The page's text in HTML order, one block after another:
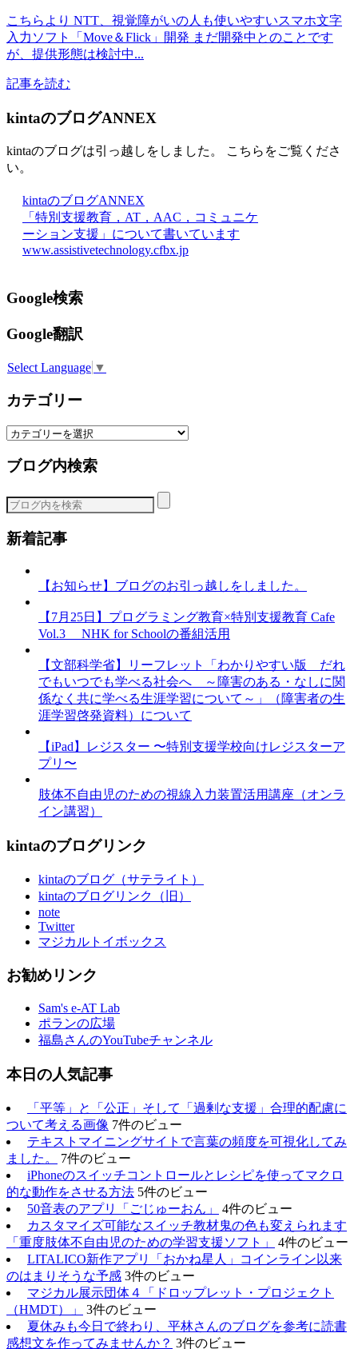
こちらより NTT、視覚障がいの人も使いやすいスマホ文字
入力ソフト「Move＆Flick」開発 まだ開発中とのことです
が、提供形態は検討中...
記事を読む
kintaのブログANNEX
kintaのブログは引っ越しをしました。 こちらをご覧くださ
い。
kintaのブログANNEX
「特別支援教育，AT，AAC，コミュニケ
ーション支援」について書いています
www.assistivetechnology.cfbx.jp
Google検索
Google翻訳
Select Language ▼
カテゴリー
カ
ゴ
ー
ブログ内検索
新着記事
【お知らせ】ブログのお引っ越しをしました。
【7月25日】プログラミング教育×特別支援教育 Cafe
Vol.3 NHK for Schoolの番組活用
【文部科学省】リーフレット「わかりやすい版 だれ
でもいつでも学べる社会へ ～障害のある・なしに関
係なく共に学べる生涯学習について～」（障害者の生
涯学習啓発資料）について
【iPad】レジスター 〜特別支援学校向けレジスターア
プリ〜
肢体不自由児のための視線入力装置活用講座（オンラ
イン講習）
kintaのブログリンク
kintaのブログ（サテライト）
kintaのブログリンク（旧）
note
Twitter
マジカルトイボックス
お勧めリンク
Sam's e-AT Lab
ポランの広場
福島さんのYouTubeチャンネル
本日の人気記事
「平等」と「公正」そして「過剰な支援」合理的配慮に
ついて考える画像 7件のビュー
テキストマイニングサイトで言葉の頻度を可視化してみ
ました。
7件のビュー
iPhoneのスイッチコントロールとレシピを使ってマクロ
的な動作をさせる方法 5件のビュー
50音表のアプリ「ごじゅーおん」
4件のビュー
カスタマイズ可能なスイッチ教材鬼の色も変えられます
「重度肢体不自由児のための学習支援ソフト」
4件のビュー
LITALICO新作アプリ「おかね星人」コインライン以来
のはまりそうな予感 3件のビュー
マジカル展示団体４「ドロップレット・プロジェクト
（HMDT）」
3件のビュー
夏休みも今日で終わり、平林さんのブログを参考に読書
感想文を作ってみませんか？ 3件のビュー